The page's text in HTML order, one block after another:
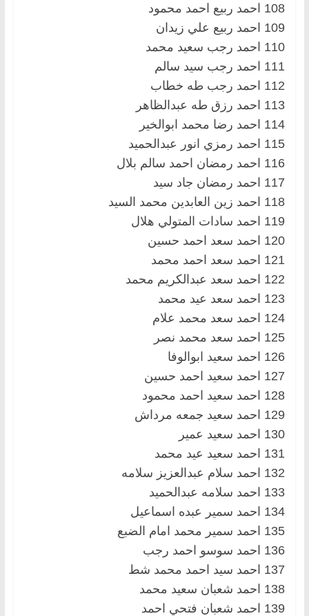
108 احمد ربيع احمد محمود
109 احمد ربيع علي زيدان
110 احمد رجب سعيد محمد
111 احمد رجب سيد سالم
112 احمد رجب طه خطاب
113 احمد رزق طه عبدالظاهر
114 احمد رضا محمد ابوالخير
115 احمد رمزي انور عبدالحميد
116 احمد رمضان احمد سالم بلال
117 احمد رمضان جاد سيد
118 احمد زين العابدين محمد السيد
119 احمد سادات المتولي هلال
120 احمد سعد احمد حسين
121 احمد سعد احمد محمد
122 احمد سعد عبدالكريم محمد
123 احمد سعد عيد محمد
124 احمد سعد محمد علام
125 احمد سعد محمد نصر
126 احمد سعيد ابوالوفا
127 احمد سعيد احمد حسين
128 احمد سعيد احمد محمود
129 احمد سعيد جمعه مرداش
130 احمد سعيد عمير
131 احمد سعيد عيد محمد
132 احمد سلام عبدالعزيز سلامه
133 احمد سلامه عبدالحميد
134 احمد سمير عبده اسماعيل
135 احمد سمير محمد امام الضبع
136 احمد سوسو احمد رجب
137 احمد سيد احمد محمد شط
138 احمد شعبان سعيد محمد
139 احمد شعبان فتحي احمد